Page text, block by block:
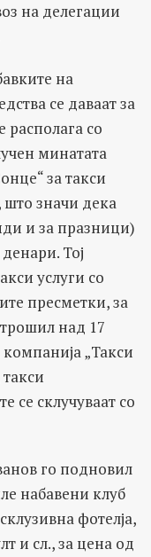
на делегации
на
се даваат за
располага со
минатата
за такси
што значи дека
и за празници)
Тој
услуги со
пресметки, за
над 17
„Такси
се склучуваат со
го подновил
набавени клуб
фотелја,
и сл., за цена од